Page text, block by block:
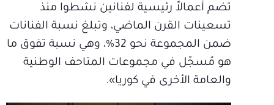
تضم أعمالاً رئيسية لفنانين نشطوا منذ
تسعينات القرن الماضي، وتبلغ نسبة الفنانات
ضمن المجموعة نحو 32%، وهي نسبة تفوق ما
هو مُسجّل في مجموعات المتاحف الوطنية
والعامة الأخرى في كوريا».